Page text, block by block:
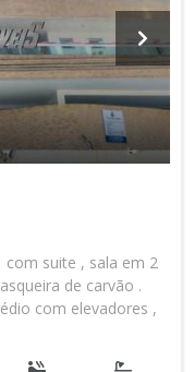
suite , sala em 2
de carvão .
com elevadores ,
com portaria 24
.